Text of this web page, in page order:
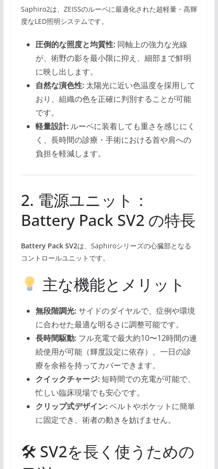
Saphiro2は、ZEISSのルーペに最適化された超軽量・高輝
度なLED照明システムです。
圧倒的な照度と均質性:同軸上の強力な光線
が、術野の影を最小限に抑え、細部まで鮮明
に映し出します。
自然な演色性:太陽光に近い色温度を採用して
おり、組織の色を正確に判別することが可能
です。
軽量設計:ルーペに装着しても重さを感じにく
く、長時間の診療・手術における首や肩への
負担を軽減します。
2. 電源ユニット：
Battery Pack SV2 の特長
Battery Pack SV2は、Saphiroシリーズの心臓部となる
コントロールユニットです。
主な機能とメリット
無段階調光:サイドのダイヤルで、症例や環境
に合わせた最適な明るさに調整可能です。
長時間駆動:フル充電で最大約10〜12時間の連
続使用が可能（輝度設定に依存）。一日の診
療を余裕を持ってカバーできます。
クイックチャージ:短時間での充電が可能で、
忙しい臨床現場でも安心です。
クリップ式デザイン:ベルトやポケットに簡単
に固定でき、術者の動きを妨げません。
🛠 SV2を長く使うための